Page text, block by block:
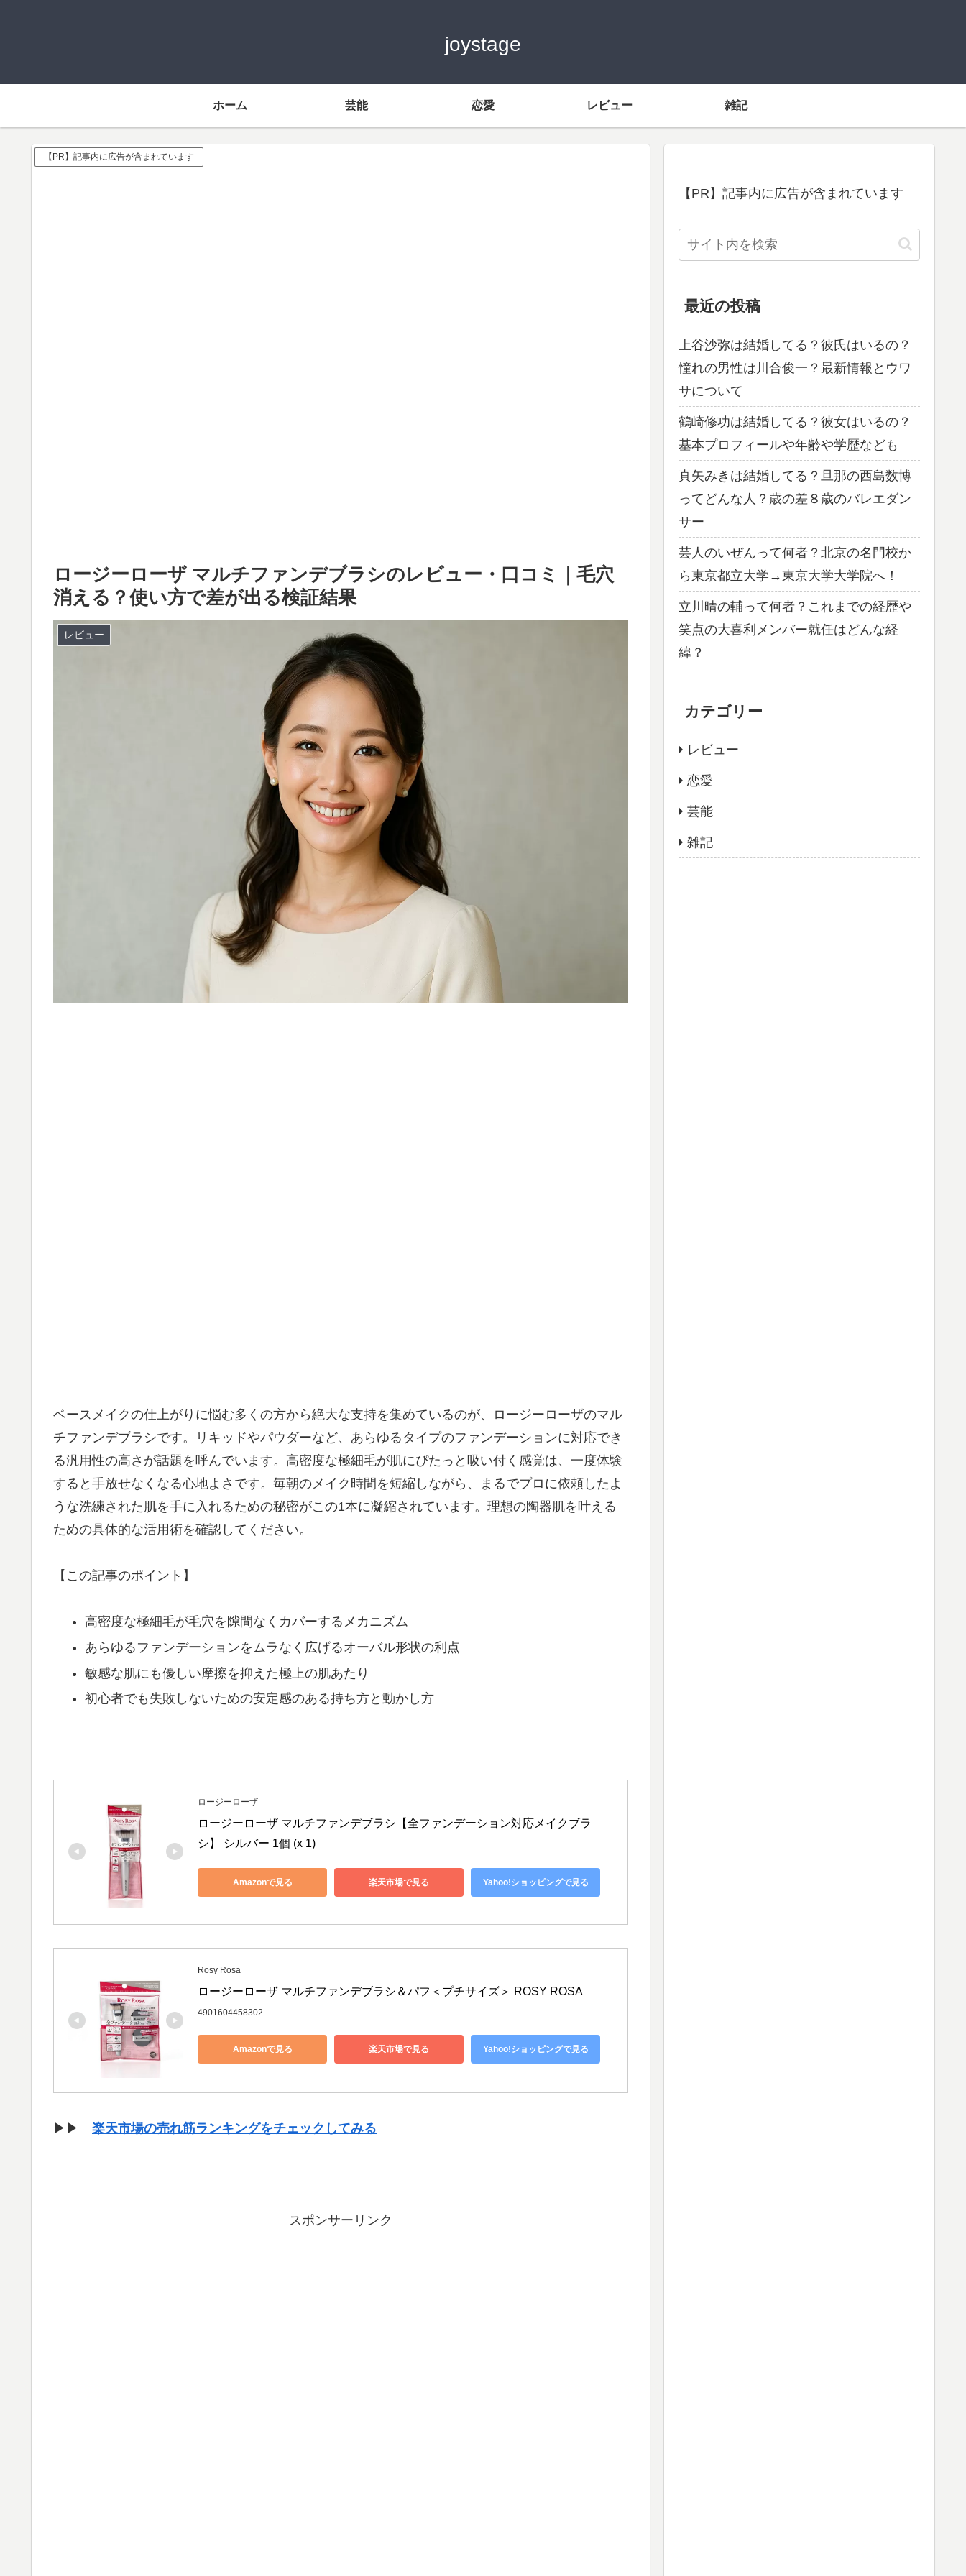
joystage
ホーム 芸能 恋愛 レビュー 雑記
【PR】記事内に広告が含まれています
ロージーローザ マルチファンデブラシのレビュー・口コミ｜毛穴
消える？使い方で差が出る検証結果
レビュー
ベースメイクの仕上がりに悩む多くの方から絶大な支持を集めているのが、ロージーローザのマル
チファンデブラシです。リキッドやパウダーなど、あらゆるタイプのファンデーションに対応でき
る汎用性の高さが話題を呼んでいます。高密度な極細毛が肌にぴたっと吸い付く感覚は、一度体験
すると手放せなくなる心地よさです。毎朝のメイク時間を短縮しながら、まるでプロに依頼したよ
うな洗練された肌を手に入れるための秘密がこの1本に凝縮されています。理想の陶器肌を叶える
ための具体的な活用術を確認してください。
【この記事のポイント】
高密度な極細毛が毛穴を隙間なくカバーするメカニズム
あらゆるファンデーションをムラなく広げるオーバル形状の利点
敏感な肌にも優しい摩擦を抑えた極上の肌あたり
初心者でも失敗しないための安定感のある持ち方と動かし方
ロージーローザ
ロージーローザ マルチファンデブラシ【全ファンデーション対応メイクブラ
シ】 シルバー 1個 (x 1)
Amazonで見る 楽天市場で見る Yahoo!ショッピングで見る
Rosy Rosa
ロージーローザ マルチファンデブラシ＆パフ＜プチサイズ＞ ROSY ROSA
4901604458302
Amazonで見る 楽天市場で見る Yahoo!ショッピングで見る
▶▶ 楽天市場の売れ筋ランキングをチェックしてみる
スポンサーリンク
【PR】記事内に広告が含まれています
最近の投稿
上谷沙弥は結婚してる？彼氏はいるの？
憧れの男性は川合俊一？最新情報とウワ
サについて
鶴崎修功は結婚してる？彼女はいるの？
基本プロフィールや年齢や学歴なども
真矢みきは結婚してる？旦那の西島数博
ってどんな人？歳の差８歳のバレエダン
サー
芸人のいぜんって何者？北京の名門校か
ら東京都立大学→東京大学大学院へ！
立川晴の輔って何者？これまでの経歴や
笑点の大喜利メンバー就任はどんな経
緯？
カテゴリー
レビュー
恋愛
芸能
雑記